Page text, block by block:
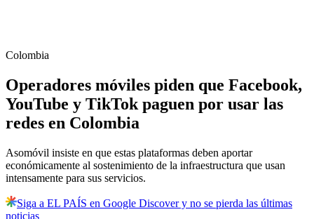
Colombia
Operadores móviles piden que Facebook,
YouTube y TikTok paguen por usar las
redes en Colombia
Asomóvil insiste en que estas plataformas deben aportar
económicamente al sostenimiento de la infraestructura que usan
intensamente para sus servicios.
Siga a EL PAÍS en Google Discover y no se pierda las últimas
noticias